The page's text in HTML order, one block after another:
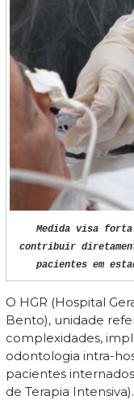
Medida visa
contribuir
pacientes em
O HGR (Hospital
Bento), unidade
complexidades,
odontologia intra-
pacientes
de Terapia